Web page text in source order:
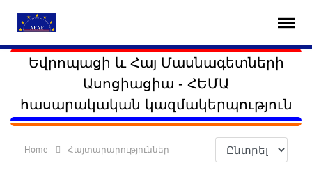
Եվրոպացի և Հայ Մասնագետների
Ասոցիացիա - ՀԵՄԱ
հասարակական կազմակերպություն
Home Հայտարարություններ